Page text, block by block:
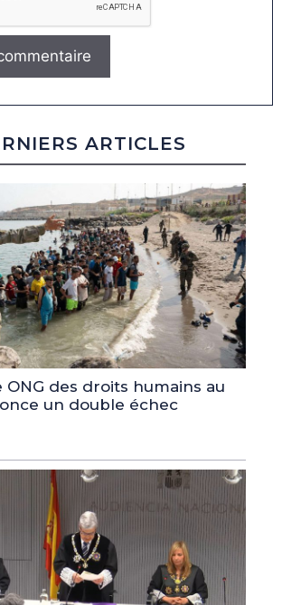
ARTICLES
ONG des droits humains au
un double échec